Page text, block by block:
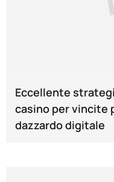
Eccellente
casino per vincite
dazzardo digitale